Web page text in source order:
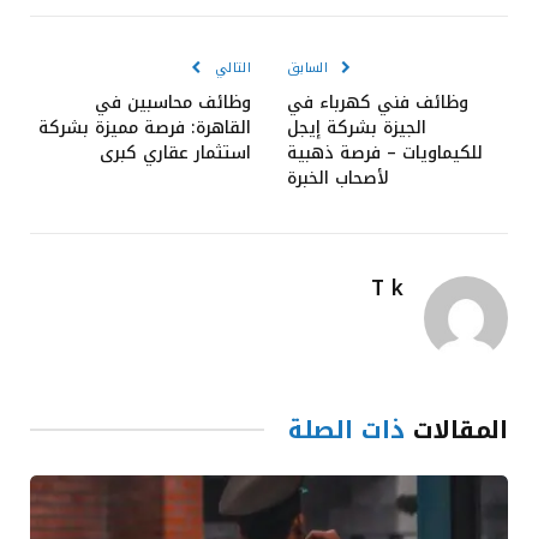
السابق
وظائف فني كهرباء في
الجيزة بشركة إيجل
للكيماويات – فرصة ذهبية
لأصحاب الخبرة
التالي
وظائف محاسبين في
القاهرة: فرصة مميزة بشركة
استثمار عقاري كبرى
T k
المقالات ذات الصلة